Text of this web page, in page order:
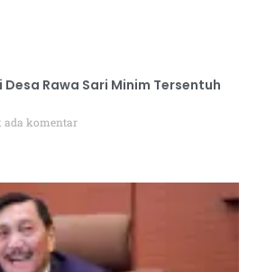
Desa Rawa Sari Minim Tersentuh
ada komentar